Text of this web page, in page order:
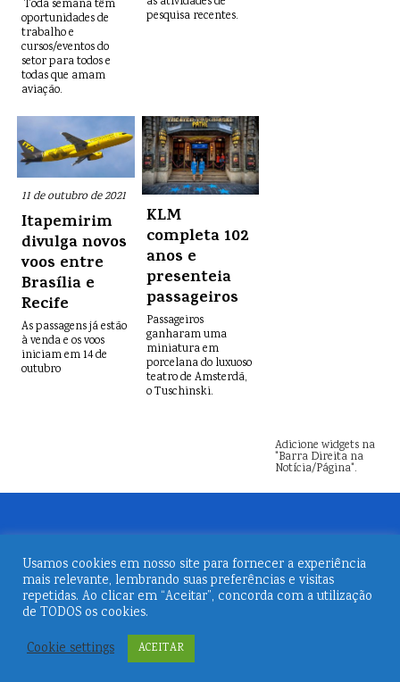
Toda semana têm
oportunidades de
trabalho e
cursos/eventos do
setor para todos e
todas que amam
aviação.
pesquisa recentes.
11 de outubro de 2021
Itapemirim
divulga novos
voos entre
Brasília e
Recife
As passagens já estão
à venda e os voos
iniciam em 14 de
outubro
KLM
completa 102
anos e
presenteia
passageiros
Passageiros
ganharam uma
miniatura em
porcelana do luxuoso
teatro de Amsterdã,
o Tuschinski.
Adicione widgets na
"Barra Direita na
Notícia/Página".
© 2026Revista Embarque
Usamos cookies em nosso site para fornecer a experiência
mais relevante, lembrando suas preferências e visitas
repetidas. Ao clicar em “Aceitar”, concorda com a utilização
de TODOS os cookies.
Cookie settings
ACEITAR